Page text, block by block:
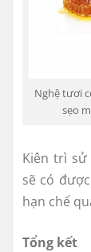
Nghệ tươi
sẹo
Kiên trì sử
sẽ có
hạn chế
Tổng kết